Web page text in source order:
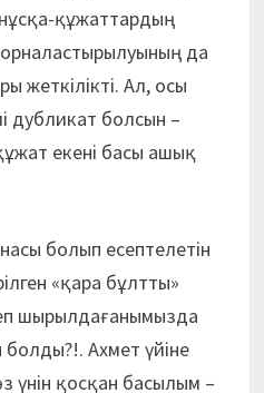
құжаттардың
орналастырылуының да
жеткілікті. Ал, осы
дубликат болсын –
екені басы ашық
болып есептелетін
«қара бұлтты»
шырылдағанымызда
Ахмет үйіне
үнін қосқан басылым –